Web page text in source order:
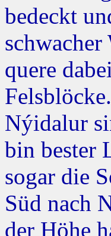
bedeckt
quere
Nýidalur
bin bester
sogar die
Süd nach
der Höhe